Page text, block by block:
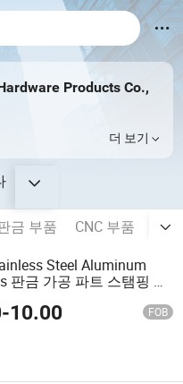
Products Co.,
더 보기
금 부품 CNC 부품
미
Steel Aluminum
판금 가공 파트 스탬핑 제
-10.00 FOB